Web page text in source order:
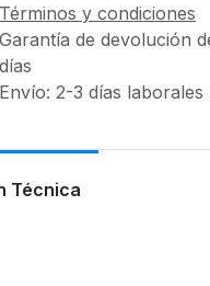
Términos y condiciones
Garantía de devolución
días
Envío: 2-3 días laborales
Técnica